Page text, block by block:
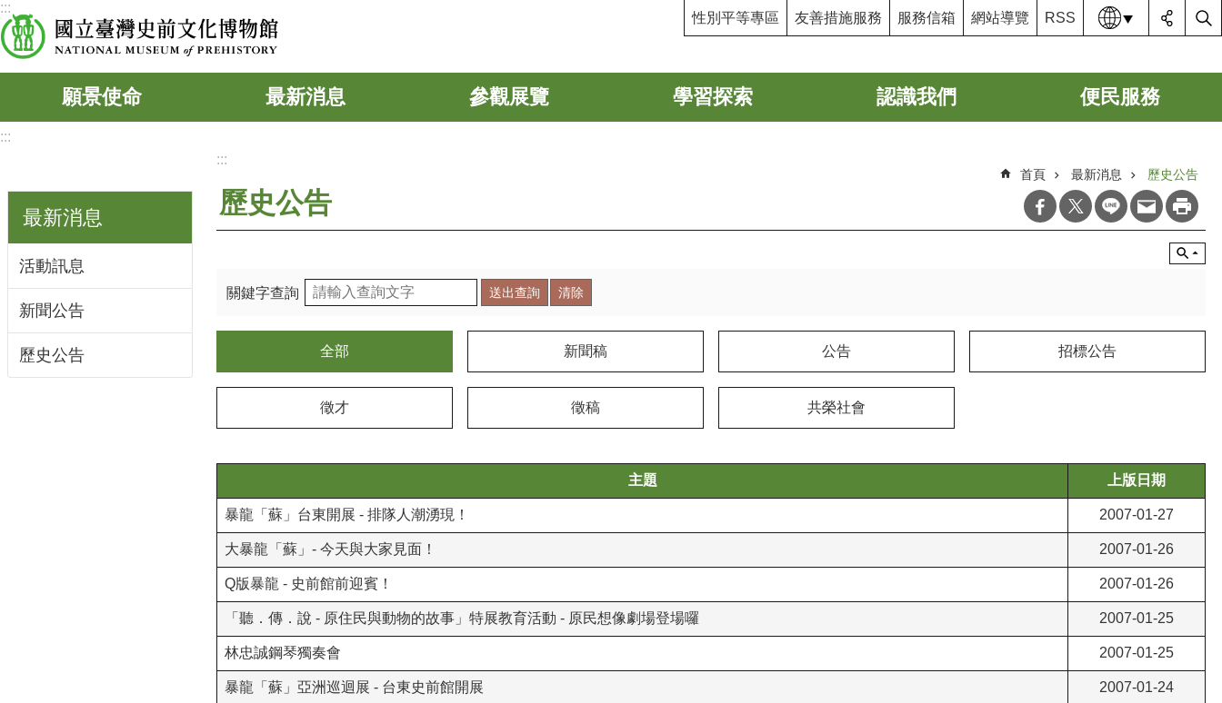
跳到主要內容區塊
:::
性別平等專區 友善措施服務 服務信箱 網站導覽 RSS 語系
願景使命 最新消息 參觀展覽 學習探索 認識我們 便民服務
:::
最新消息
活動訊息
新聞公告
歷史公告
:::
首頁 最新消息 歷史公告
歷史公告
關鍵字查詢
全部 新聞稿 公告 招標公告
徵才 徵稿 共榮社會
主題 上版日期
暴龍「蘇」台東開展 - 排隊人潮湧現！ 2007-01-27
大暴龍「蘇」- 今天與大家見面！ 2007-01-26
Q版暴龍 - 史前館前迎賓！ 2007-01-26
「聽．傳．說 - 原住民與動物的故事」特展教育活動 - 原民想像劇場登場囉 2007-01-25
林忠誠鋼琴獨奏會 2007-01-25
暴龍「蘇」亞洲巡迴展 - 台東史前館開展 2007-01-24